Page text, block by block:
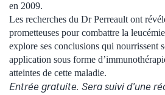
en 2009.
Les recherches du Dr Perreault ont
prometteuses pour combattre la
explore ses conclusions qui nourrissent
application sous forme
atteintes de cette maladie.
Entrée gratuite. Sera suivi d’une